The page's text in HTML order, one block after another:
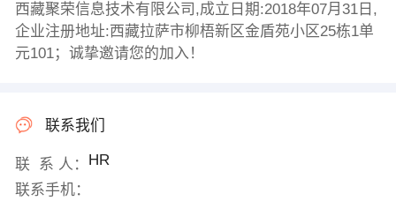
西藏聚荣信息技术有限公司,成立日期:2018年07月31日,
企业注册地址:西藏拉萨市柳梧新区金盾苑小区25栋1单
元101；诚挚邀请您的加入！
联系我们
联 系 人： HR
联系手机：